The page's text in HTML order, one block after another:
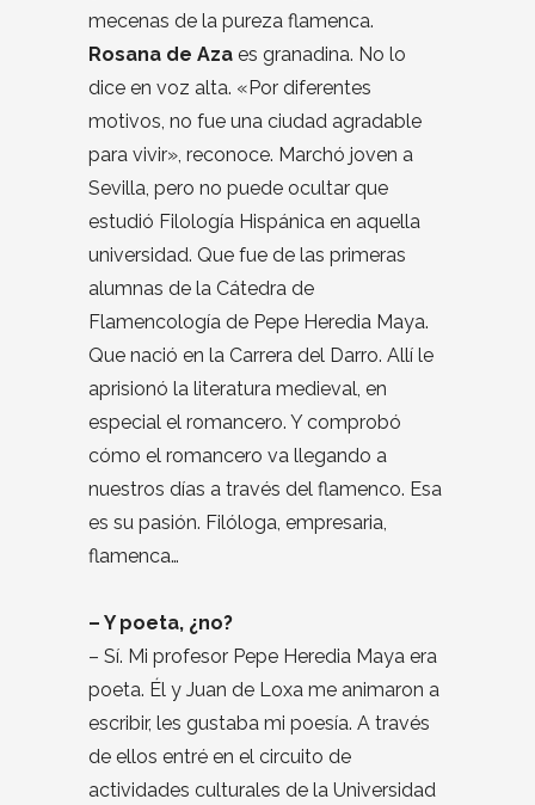
mecenas de la pureza flamenca.
Rosana de Aza es granadina. No lo
dice en voz alta. «Por diferentes
motivos, no fue una ciudad agradable
para vivir», reconoce. Marchó joven a
Sevilla, pero no puede ocultar que
estudió Filología Hispánica en aquella
universidad. Que fue de las primeras
alumnas de la Cátedra de
Flamencología de Pepe Heredia Maya.
Que nació en la Carrera del Darro. Allí le
aprisionó la literatura medieval, en
especial el romancero. Y comprobó
cómo el romancero va llegando a
nuestros días a través del flamenco. Esa
es su pasión. Filóloga, empresaria,
flamenca…
– Y poeta, ¿no?
– Sí. Mi profesor Pepe Heredia Maya era
poeta. Él y Juan de Loxa me animaron a
escribir, les gustaba mi poesía. A través
de ellos entré en el circuito de
actividades culturales de la Universidad